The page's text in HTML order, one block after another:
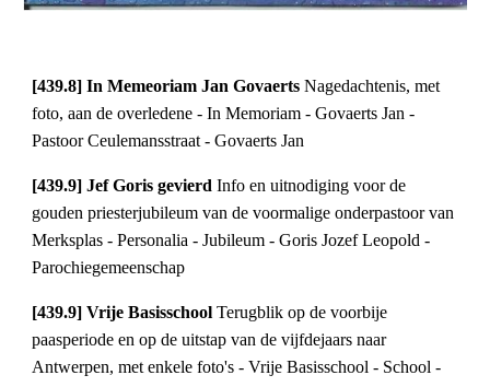
[439.8] In Memeoriam Jan Govaerts Nagedachtenis, met
foto, aan de overledene - In Memoriam - Govaerts Jan -
Pastoor Ceulemansstraat - Govaerts Jan
[439.9] Jef Goris gevierd Info en uitnodiging voor de
gouden priesterjubileum van de voormalige onderpastoor van
Merksplas - Personalia - Jubileum - Goris Jozef Leopold -
Parochiegemeenschap
[439.9] Vrije Basisschool Terugblik op de voorbije
paasperiode en op de uitstap van de vijfdejaars naar
Antwerpen, met enkele foto's - Vrije Basisschool - School -